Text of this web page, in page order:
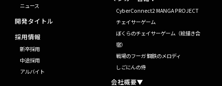
ニュース
開発タイトル
採用情報
新卒採用
中途採用
アルバイト
CyberConnect2 MANGA PROJECT
チェイサーゲーム
ぼくらのチェイサーゲーム（絵描き合
宿）
戦場のフーガ 鋼鉄のメロディ
しごにんの侍
会社概要▼